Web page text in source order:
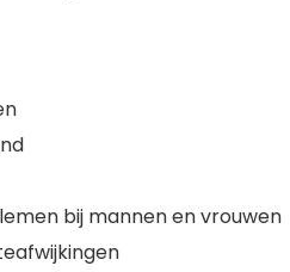
bij mannen en vrouwen